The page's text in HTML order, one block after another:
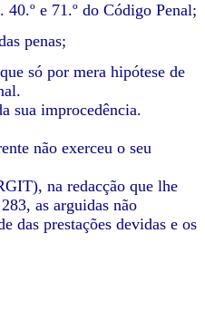
40.º e 71.º do Código Penal;
penas;
só por mera hipótese de
sua improcedência.
não exerceu o seu
na redacção que lhe
as arguidas não
das prestações devidas e os